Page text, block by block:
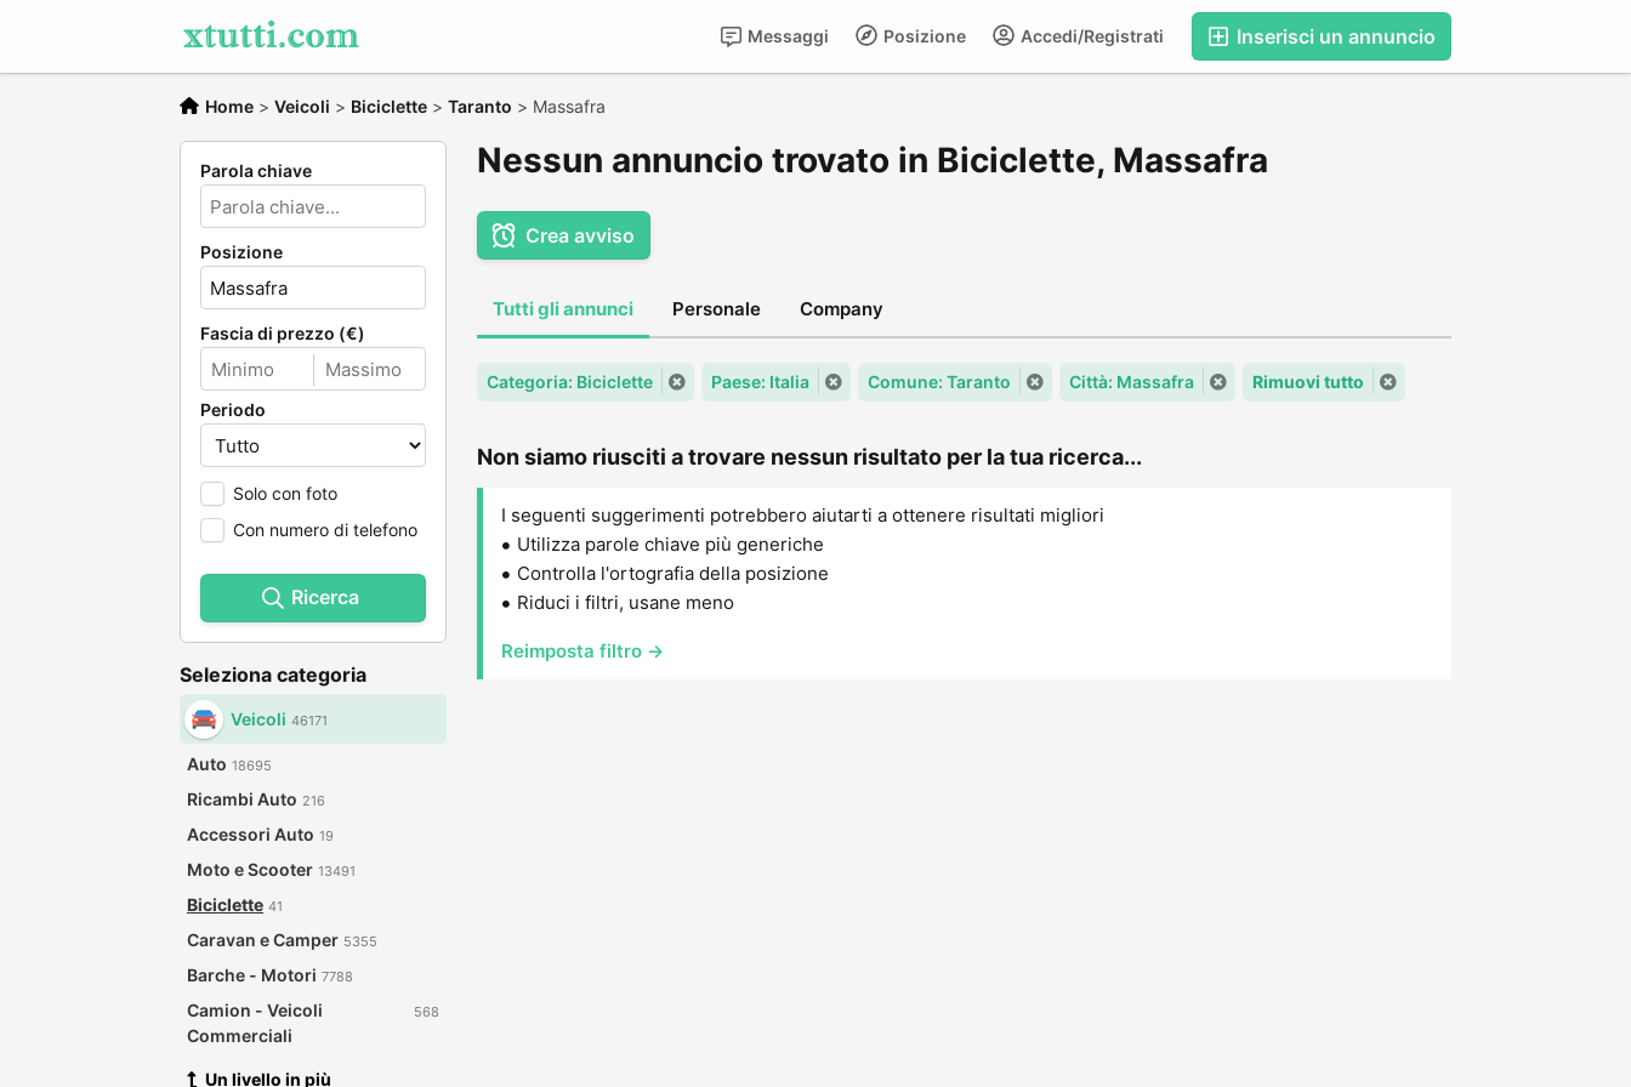
Inserisci un annuncio
Accedi/Registrati
Posizione
Messaggi
Home > Veicoli > Biciclette > Taranto > Massafra
Parola chiave
Posizione
Fascia di prezzo (€)
Periodo
Solo con foto
Con numero di telefono
Ricerca
Seleziona categoria
Veicoli 46171
Auto 18695
Ricambi Auto 216
Accessori Auto 19
Moto e Scooter 13491
Biciclette 41
Caravan e Camper 5355
Barche - Motori 7788
Camion - Veicoli
Commerciali
568
Un livello in più
Nessun annuncio trovato in Biciclette, Massafra
Crea avviso
Tutti gli annunci Personale Company
Categoria: Biciclette Paese: Italia Comune: Taranto Città: Massafra Rimuovi tutto
Non siamo riusciti a trovare nessun risultato per la tua ricerca...
I seguenti suggerimenti potrebbero aiutarti a ottenere risultati migliori
Utilizza parole chiave più generiche
Controlla l'ortografia della posizione
Riduci i filtri, usane meno
Reimposta filtro →